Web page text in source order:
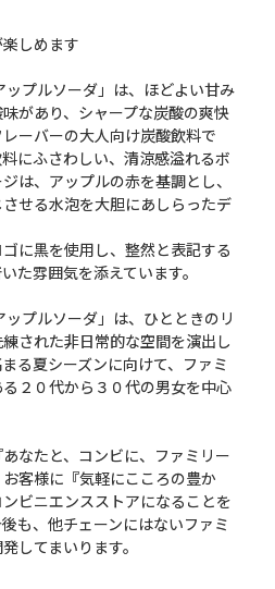
しめます
ップルソーダ」は、ほどよい甘み
があり、シャープな炭酸の爽快
ーバーの大人向け炭酸飲料で
にふさわしい、清涼感溢れるボ
は、アップルの赤を基調とし、
せる水泡を大胆にあしらったデ
に黒を使用し、整然と表記する
た雰囲気を添えています。
ップルソーダ」は、ひとときのリ
された非日常的な空間を演出し
る夏シーズンに向けて、ファミ
２０代から３０代の男女を中心
なたと、コンビに、ファミリー
客様に『気軽にこころの豊か
ビニエンスストアになることを
も、他チェーンにはないファミ
してまいります。